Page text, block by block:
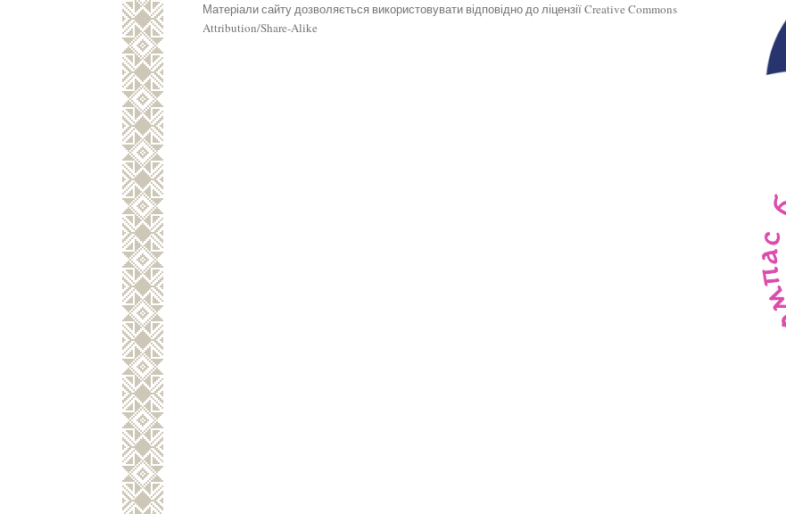
Матеріали сайту дозволяється використовувати відповідно до ліцензії Creative Commons
Attribution/Share-Alike